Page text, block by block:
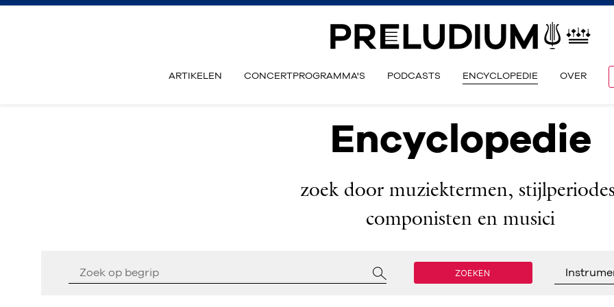
ARTIKELEN CONCERTPROGRAMMA'S PODCASTS ENCYCLOPEDIE OVER
Encyclopedie
zoek door muziektermen,
componisten en musici
ZOEKEN